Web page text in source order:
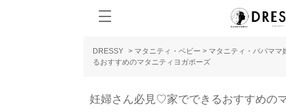
DRESSY > マタニティ・ベビー > マタニティ・パパママ
るおすすめのマタニティヨガポーズ
妊婦さん必見♡家でできるおすすめの